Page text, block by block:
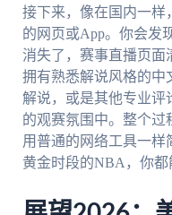
接下来，像在国内一样
的网页或App。你会发
消失了，赛事直播页面
拥有熟悉解说风格的中
解说，或是其他专业评
的观赛氛围中。整个过
用普通的网络工具一样
黄金时段的NBA，你都